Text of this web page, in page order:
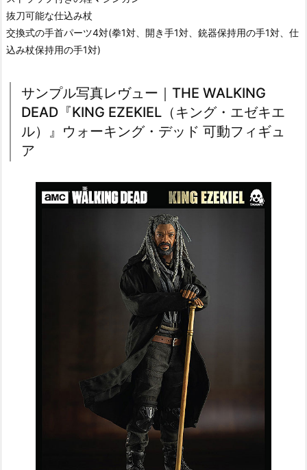
抜刀可能な仕込み杖
交換式の手首パーツ4対(拳1対、開き手1対、銃器保持用の手1対、仕
込み杖保持用の手1対)
サンプル写真レヴュー｜THE WALKING
DEAD『KING EZEKIEL（キング・エゼキエ
ル）』ウォーキング・デッド 可動フィギュ
ア